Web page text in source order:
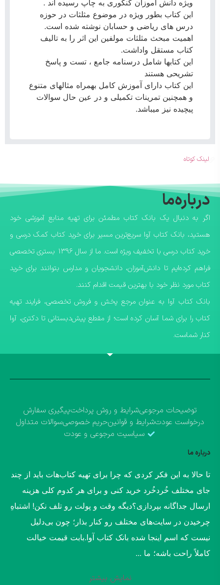
ویژه دانش آموزان کنکوری به چاپ رسیده اند .
این کتاب بطور ویژه در موضوع مثلثات در حوزه
درس های ریاضی و حسابان نوشته شده است‌.
اهمیت مبحث مثلثات مولفین این اثر را به تالیف
کتاب مستقل واداشت.
این کتابها شامل درسنامه جامع ، تست و پاسخ
تشریحی هستند‌
این کتاب دارای آموزش کامل بهمراه مثالهای متنوع
و همچنین تمرینات تکمیلی و در عین حال سوالات
پیچیده نیز میباشد.
لینک کوتاه
درباره‌ما
اگر به دنبال یک بانک کتاب مطمئن برای تهیه منابع آموزشی خود
هستید، بانک کتاب آوا سریع‌ترین مسیر برای خرید کتاب کمک درسی و
خرید کتاب درسی با تخفیف ویژه است. ما از سال ۱۳۹۶ بستری تخصصی
فراهم کرده‌ایم تا دانش‌آموزان، دانشجویان و مدارس بتوانند برای خرید
کتاب مورد نظر خود با بهترین قیمت اقدام کنند.
​بانک کتاب آوا به عنوان مرجع پخش و فروش تخصصی، فرایند تهیه
کتاب را برای شما آسان کرده است؛ از مقطع پیش‌دبستانی تا دکتری، آوا
کنار شماست.
توضیحات مرجوعیشرایط و روش پرداختپیگیری سفارش
درخواست عودتشرایط و قوانینحریم خصوصیسوالات متداول
سیاسیت مرجوعی و عودت
درباره ما
​تا حالا به این فکر کردی که چرا برای تهیه کتاب‌هات باید از چند
جای مختلف خُردخُرد خرید کنی و برای هر کدوم کلی هزینه
ارسال جداگانه بپردازی؟​دیگه وقت و پولت رو تلف نکن! اشتباهِ
چرخیدن در سایت‌های مختلف رو کنار بذار؛ چون بی‌دلیل
نیست که اسم اینجا شده بانک کتاب آوا.​بابت قیمت خیالت
کاملاً راحت باشه؛ ما ...
نمایش بیشتر